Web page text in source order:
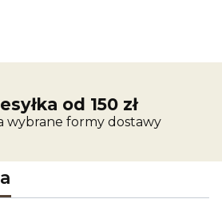
od 150 zł
wybrane formy dostawy